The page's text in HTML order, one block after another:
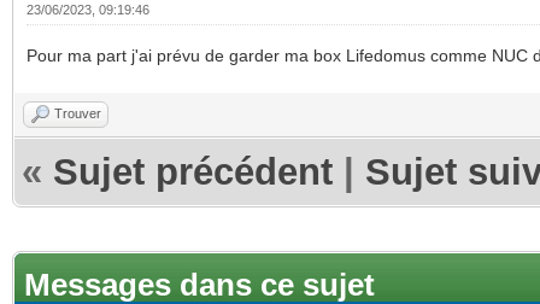
23/06/2023, 09:19:46
Pour ma part j'ai prévu de garder ma box Lifedomus comme NUC
Trouver
« Sujet précédent Sujet
Messages dans ce sujet